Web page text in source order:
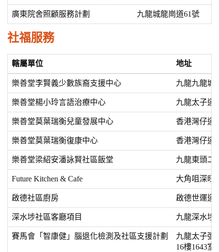
廣東院舍照顧服務計劃 九龍城龍崗道61號
社福服務
轄屬單位 地址
樂善堂李賢義少數族裔支援中心 九龍九龍城
樂善堂楊小玲言語治療中心 九龍太子道
樂善堂莫葉瑞衡兒童發展中心 香港灣仔道
樂善堂莫葉瑞衡復康中心 香港灣仔道
樂善堂梁紹安潘詠賢社區飯堂 九龍東頭二
Future Kitchen & Cafe 大角咀深旺
啟德社區廚房 啟德世運道
深水埗社區客廳項目 九龍深水埗
賽馬會「智康健」腦退化檢測及社區支援計劃
九龍太子彌
16樓1643室